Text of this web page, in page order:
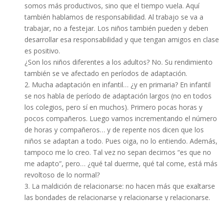
somos más productivos, sino que el tiempo vuela. Aquí
también hablamos de responsabilidad. Al trabajo se va a
trabajar, no a festejar. Los niños también pueden y deben
desarrollar esa responsabilidad y que tengan amigos en clase
es positivo.
¿Son los niños diferentes a los adultos? No. Su rendimiento
también se ve afectado en períodos de adaptación.
2. Mucha adaptación en infantil… ¿y en primaria? En infantil
se nos habla de período de adaptación largos (no en todos
los colegios, pero sí en muchos). Primero pocas horas y
pocos compañeros. Luego vamos incrementando el número
de horas y compañeros… y de repente nos dicen que los
niños se adaptan a todo. Pues oiga, no lo entiendo. Además,
tampoco me lo creo. Tal vez no sepan decirnos “es que no
me adapto”, pero… ¿qué tal duerme, qué tal come, está más
revoltoso de lo normal?
3. La maldición de relacionarse: no hacen más que exaltarse
las bondades de relacionarse y relacionarse y relacionarse.